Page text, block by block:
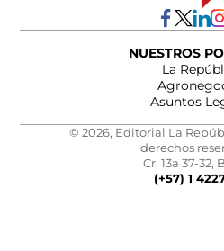
NUESTROS
La
Asuntos
© 2026, Editorial La
derechos
Cr. 13a 37-32,
(+57) 1